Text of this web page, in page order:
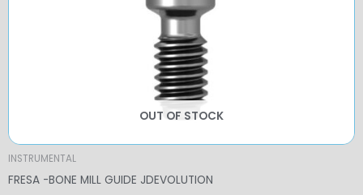
OUT OF STOCK
INSTRUMENTAL
FRESA -BONE MILL GUIDE JDEVOLUTION